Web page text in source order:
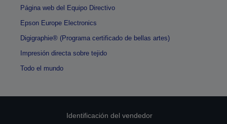
Página web del Equipo Directivo
Epson Europe Electronics
Digigraphie® (Programa certificado de bellas artes)
Impresión directa sobre tejido
Todo el mundo
Identificación del vendedor